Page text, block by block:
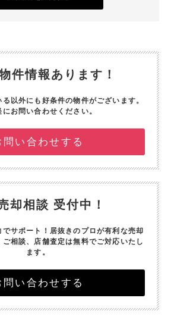
件情報あります！
以外にも好条件の物件がございます。
にお問い合わせください。
問い合わせする
却相談 受付中！
でサポート！ 居抜きのプロが有利な売却
ご相談、店舗査定は無料でご対応いたし
ます。
問い合わせする